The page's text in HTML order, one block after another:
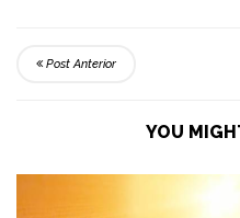
Post Anterior
YOU